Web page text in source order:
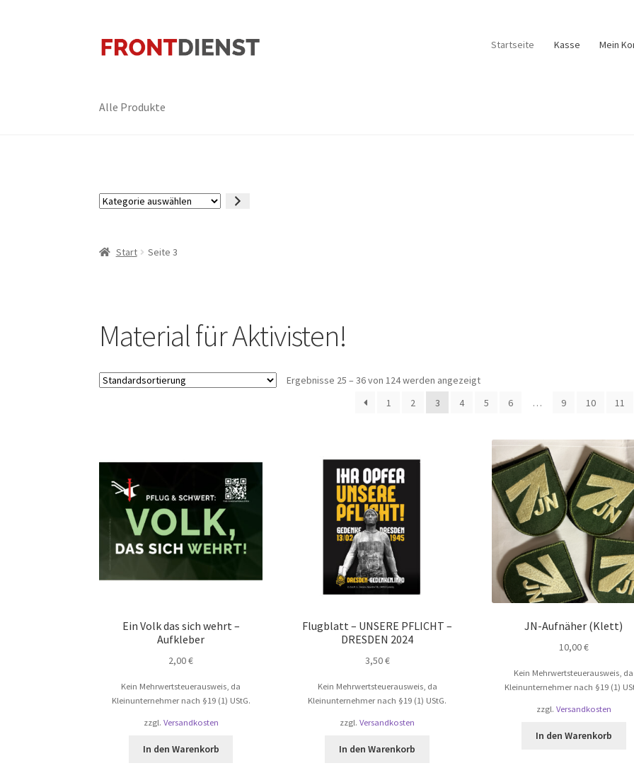
Zur
Navigation
Zum
Inhalt
Startseite Kasse Mein
Alle Produkte
Kategorie
Start Seite 3
Material für Aktivisten!
Ergebnisse 25 – 36 von 124 werden angezeigt
1
2 3 4 5 6 … 9 10 11
Ein Volk das sich wehrt –
Aufkleber
2,00€
Kein Mehrwertsteuerausweis, da
Kleinunternehmer nach §19 (1) UStG.
zzgl. Versandkosten
In den Warenkorb
Flugblatt – UNSERE PFLICHT –
DRESDEN 2024
3,50€
Kein Mehrwertsteuerausweis, da
Kleinunternehmer nach §19 (1) UStG.
zzgl.Versandkosten
In den Warenkorb
JN-Aufnäher (Klett)
10,00€
Kein Mehrwertsteuerausweis, da
Kleinunternehmer nach §19 (1)
zzgl. Versandkosten
In den Warenkorb